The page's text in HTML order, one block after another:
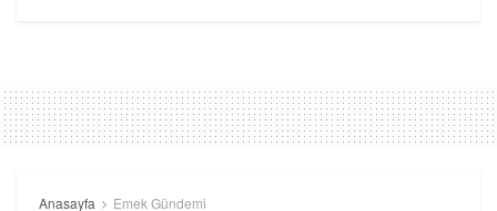
Anasayfa Emek Gündemi